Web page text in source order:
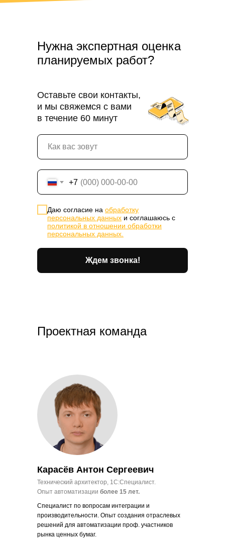
Вы тоже нас порекомендуете,
Оставьте свои контакты,
и мы свяжемся с вами
в течение 60 минут
Нужна экспертная оценка
планируемых работ?
+7
Даю согласие на обработку
персональных данных и соглашаюсь с
политикой в отношении обработки
персональных данных.
Ждем звонка!
Проектная команда
Технический архитектор, 1С:Специалист.
Опыт автоматизации более 15 лет.
Карасёв Антон Сергеевич
Специалист по вопросам интеграции и
производительности. Опыт создания отраслевых
решений для автоматизации проф. участников
рынка ценных бумаг.